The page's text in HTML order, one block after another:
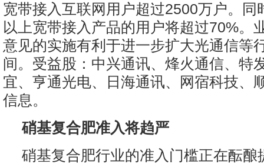
宽带接入互联网用户超过2500万户。同
以上宽带接入产品的用户将超过70%。
意见的实施有利于进一步扩大光通信等
间。受益股：中兴通讯、烽火通信、特
宜、亨通光电、日海通讯、网宿科技、
信息。
硝基复合肥准入将趋严
硝基复合肥行业的准入门槛正在酝酿